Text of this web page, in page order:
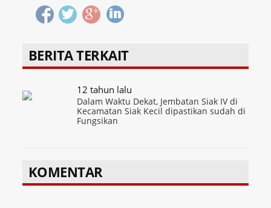
BERITA TERKAIT
12 tahun lalu
Dalam Waktu Dekat, Jembatan Siak IV di
Kecamatan Siak Kecil dipastikan sudah di
Fungsikan
KOMENTAR